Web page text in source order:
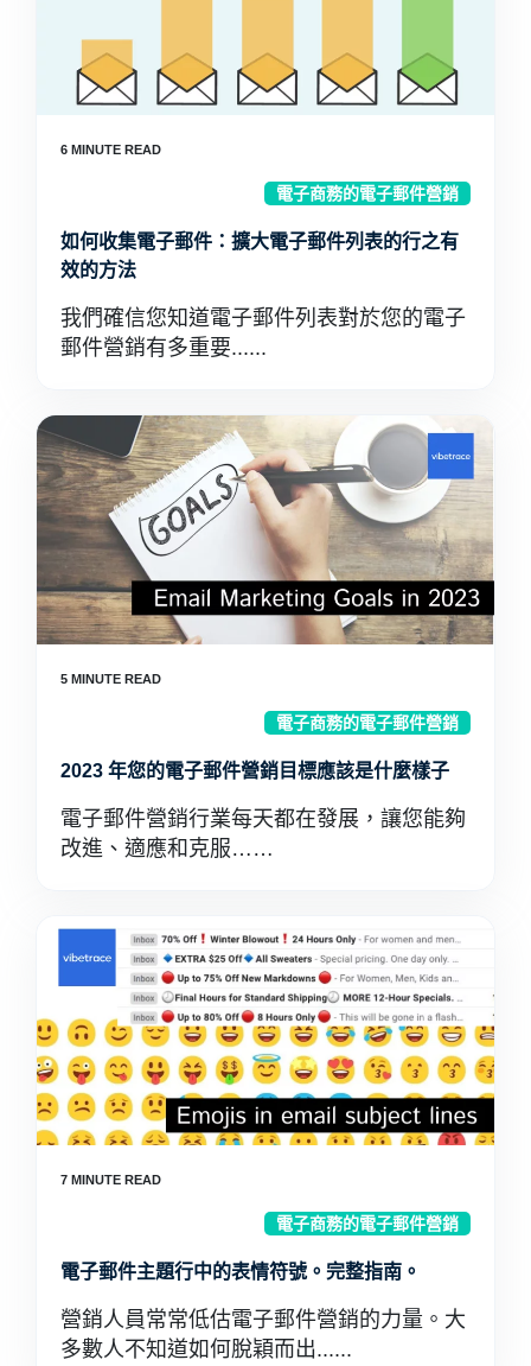
電子商務的電子郵件營銷
如何收集電子郵件：擴大電子郵件列表的行之有
效的方法
我們確信您知道電子郵件列表對於您的電子
郵件營銷有多重要......
電子商務的電子郵件營銷
2023 年您的電子郵件營銷目標應該是什麼樣子
電子郵件營銷行業每天都在發展，讓您能夠
改進、適應和克服……
電子商務的電子郵件營銷
電子郵件主題行中的表情符號。完整指南。
營銷人員常常低估電子郵件營銷的力量。大
多數人不知道如何脫穎而出......